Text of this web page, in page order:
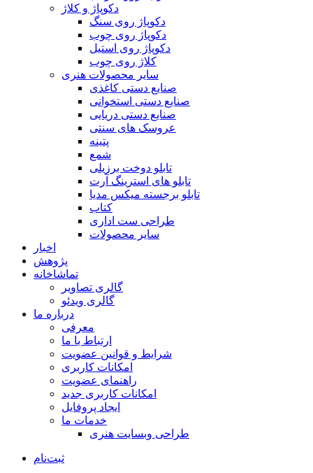
دکوپاژ و کلاژ
دکوپاژ روی سنگ
دکوپاژ روی چوب
دکوپاژ روی استیل
کلاژ روی چوب
سایر محصولات هنری
صنایع دستی کاغذی
صنایع دستی استخوانی
صنایع دستی دریایی
عروسک های سنتی
پتینه
شمع
تابلو دوخت برزیلی
تابلو های استرینگ آرت
تابلو برجسته میکس مدیا
کتاب
طراحی ست اداری
سایر محصولات
اخبار
پژوهش
تماشاخانه
گالری تصاویر
گالری ویدئو
درباره ما
معرفی
ارتباط با ما
شرایط و قوانین عضویت
امکانات کاربری
راهنمای عضویت
امکانات کاربری جدید
ایجاد پروفایل
خدمات ما
طراحی وبسایت هنری
ثبت‌نام